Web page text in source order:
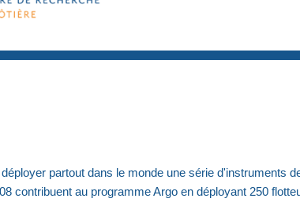
partout dans le monde une série d'instruments
contribuent au programme Argo en déployant 250